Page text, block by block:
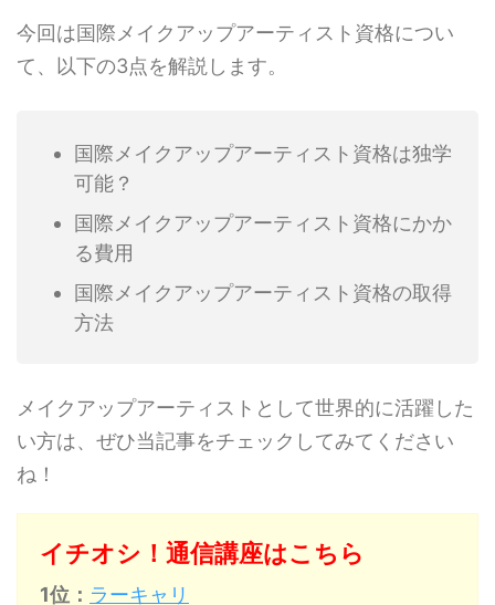
今回は国際メイクアップアーティスト資格につい
て、以下の3点を解説します。
国際メイクアップアーティスト資格は独学
可能？
国際メイクアップアーティスト資格にかか
る費用
国際メイクアップアーティスト資格の取得
方法
メイクアップアーティストとして世界的に活躍した
い方は、ぜひ当記事をチェックしてみてください
ね！
イチオシ！通信講座はこちら
1位： ラーキャリ